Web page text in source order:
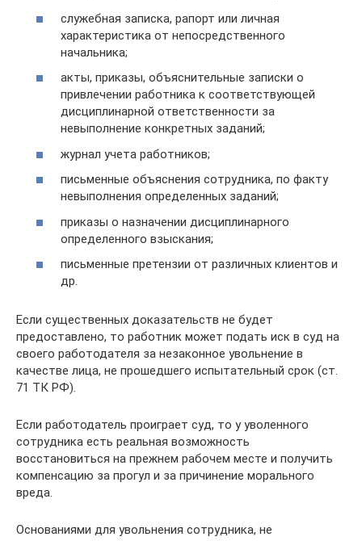
служебная записка, рапорт или личная
характеристика от непосредственного
начальника;
акты, приказы, объяснительные записки о
привлечении работника к соответствующей
дисциплинарной ответственности за
невыполнение конкретных заданий;
журнал учета работников;
письменные объяснения сотрудника, по факту
невыполнения определенных заданий;
приказы о назначении дисциплинарного
определенного взыскания;
письменные претензии от различных клиентов и
др.
Если существенных доказательств не будет
предоставлено, то работник может подать иск в суд на
своего работодателя за незаконное увольнение в
качестве лица, не прошедшего испытательный срок (ст.
71 ТК РФ).
Если работодатель проиграет суд, то у уволенного
сотрудника есть реальная возможность
восстановиться на прежнем рабочем месте и получить
компенсацию за прогул и за причинение морального
вреда.
Основаниями для увольнения сотрудника, не